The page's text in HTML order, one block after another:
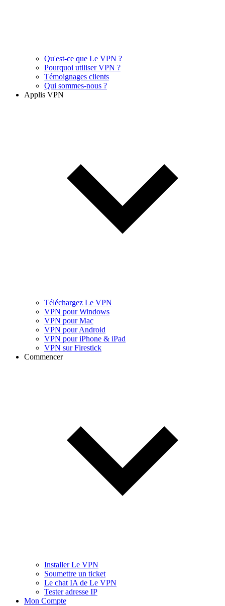
Qu'est-ce que Le VPN ?
Pourquoi utiliser VPN ?
Témoignages clients
Qui sommes-nous ?
Applis VPN
Téléchargez Le VPN
VPN pour Windows
VPN pour Mac
VPN pour Android
VPN pour iPhone & iPad
VPN sur Firestick
Commencer
Installer Le VPN
Soumettre un ticket
Le chat IA de Le VPN
Tester adresse IP
Mon Compte